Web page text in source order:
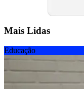
Mais Lidas
Educação